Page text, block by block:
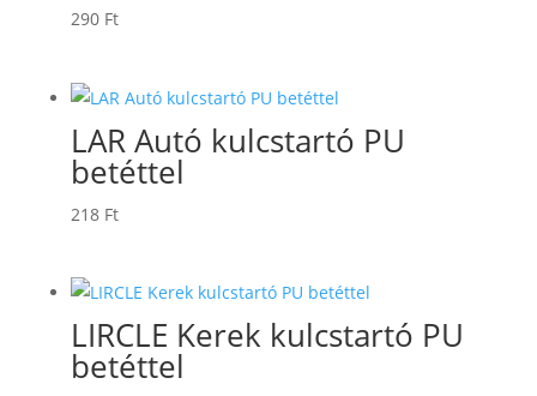
290 Ft
LAR Autó kulcstartó PU
betéttel
218 Ft
LIRCLE Kerek kulcstartó PU
betéttel